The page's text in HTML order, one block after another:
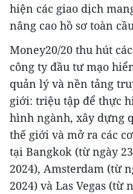
hiện các giao dịch
nâng cao hồ sơ toàn
Money20/20 thu hút
công ty đầu tư mạo
quản lý và nền tảng
giới: triệu tập để thực
hình ngành, xây dựng
thế giới và mở ra các
tại Bangkok (từ ngày
2024), Amsterdam (từ
2024) và Las Vegas (từ